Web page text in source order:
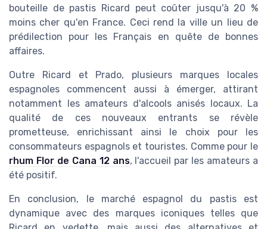
bouteille de pastis Ricard peut coûter jusqu'à 20 %
moins cher qu'en France. Ceci rend la ville un lieu de
prédilection pour les Français en quête de bonnes
affaires.
Outre Ricard et Prado, plusieurs marques locales
espagnoles commencent aussi à émerger, attirant
notamment les amateurs d'alcools anisés locaux. La
qualité de ces nouveaux entrants se révèle
prometteuse, enrichissant ainsi le choix pour les
consommateurs espagnols et touristes. Comme pour le
rhum Flor de Cana 12 ans, l'accueil par les amateurs a
été positif.
En conclusion, le marché espagnol du pastis est
dynamique avec des marques iconiques telles que